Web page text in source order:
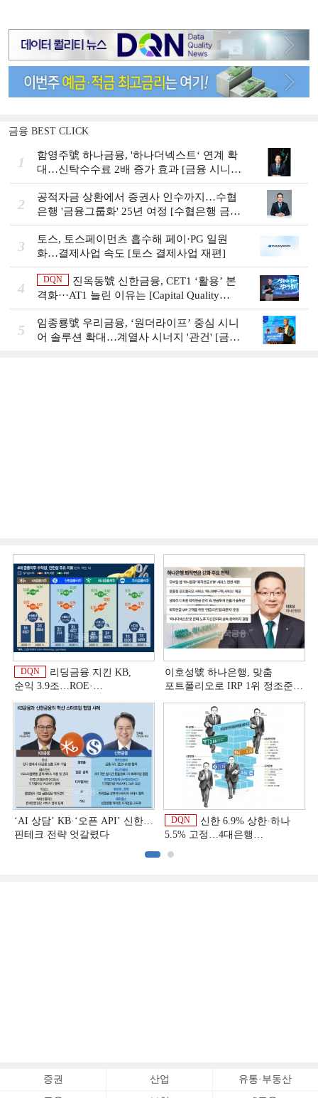
금융 BEST CLICK
1
함영주號 하나금융, '하나더넥스트‘ 연계 확
대…신탁수수료 2배 증가 효과 [금융 시니어
비즈니스 돋보기]
2
공적자금 상환에서 증권사 인수까지…수협
은행 '금융그룹화' 25년 여정 [수협은행 금융
그룹의 꿈①]
3
토스, 토스페이먼츠 흡수해 페이·PG 일원
화…결제사업 속도 [토스 결제사업 재편]
4
DQN
진옥동號 신한금융, CET1 ‘활용’ 본
격화···AT1 늘린 이유는 [Capital Quality
Review]
5
임종룡號 우리금융, ‘원더라이프’ 중심 시니
어 솔루션 확대…계열사 시너지 '관건' [금융
DQN
리딩금융 지킨 KB,
순익 3.9조…ROE·
상반기 금융 리그테이블]
이호성號 하나은행, 맞춤
포트폴리오로 IRP 1위 정조준
‘AI 상담’ KB·‘오픈 API’ 신한…
핀테크 전략 엇갈렸다
DQN
신한 6.9% 상한·하나
5.5% 고정…4대은행
증권 산업 유통·부동산